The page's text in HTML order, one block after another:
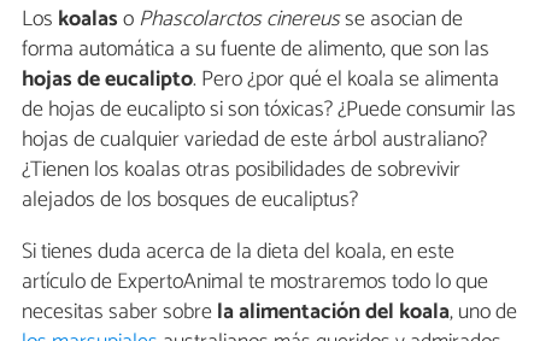
Los koalasoPhascolarctos cinereusse asocian de
forma automática a su fuente de alimento, que son las
hojas de eucalipto. Pero ¿por qué el koala se alimenta
de hojas de eucalipto si son tóxicas? ¿Puede consumir las
hojas de cualquier variedad de este árbol australiano?
¿Tienen los koalas otras posibilidades de sobrevivir
alejados de los bosques de eucaliptus?
Si tienes duda acerca de la dieta del koala, en este
artículo de ExpertoAnimal te mostraremos todo lo que
necesitas saber sobrela alimentación del koala, uno de